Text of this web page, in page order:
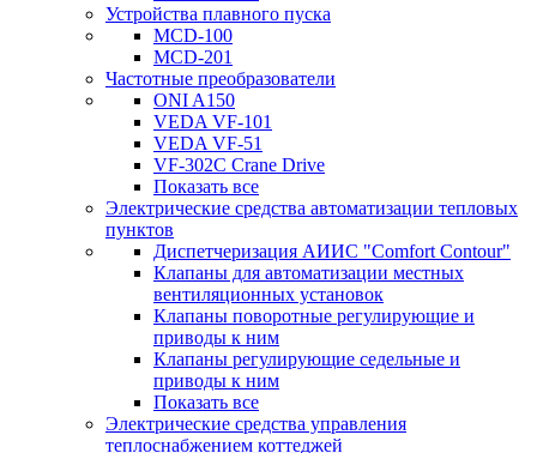
Устройства плавного пуска
MCD-100
MCD-201
Частотные преобразователи
ONI A150
VEDA VF-101
VEDA VF-51
VF-302C Crane Drive
Показать все
Электрические средства автоматизации тепловых
пунктов
Диспетчеризация АИИС "Comfort Contour"
Клапаны для автоматизации местных
вентиляционных установок
Клапаны поворотные регулирующие и
приводы к ним
Клапаны регулирующие седельные и
приводы к ним
Показать все
Электрические средства управления
теплоснабжением коттеджей